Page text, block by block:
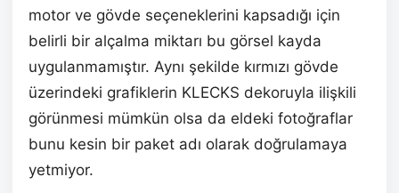
motor ve gövde seçeneklerini kapsadığı için
belirli bir alçalma miktarı bu görsel kayda
uygulanmamıştır. Aynı şekilde kırmızı gövde
üzerindeki grafiklerin KLECKS dekoruyla ilişkili
görünmesi mümkün olsa da eldeki fotoğraflar
bunu kesin bir paket adı olarak doğrulamaya
yetmiyor.